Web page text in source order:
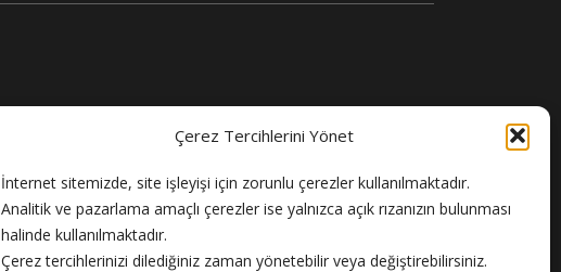
Çerez Tercihlerini Yönet
İnternet sitemizde, site işleyişi için zorunlu çerezler kullanılmaktadır.
Analitik ve pazarlama amaçlı çerezler ise yalnızca açık rızanızın bulunması
halinde kullanılmaktadır.
Çerez tercihlerinizi dilediğiniz zaman yönetebilir veya değiştirebilirsiniz.